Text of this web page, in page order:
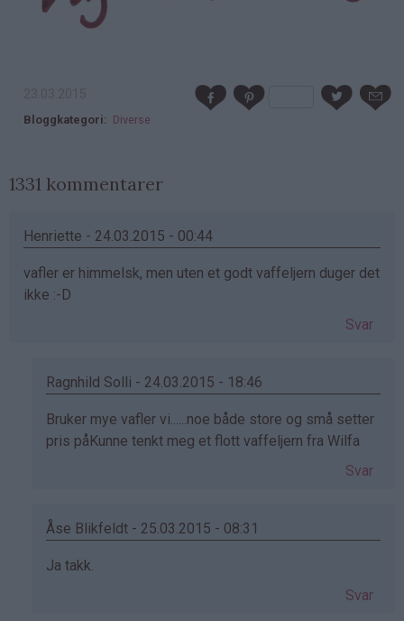
Bloggkategori Diverse
1331 kommentarer
Henriette - 24.03.2015 - 00:44
vafler er himmelsk, men uten et godt vaffeljern duger det
ikke :-D
Svar
Ragnhild Solli - 24.03.2015 - 18:46
Som
svar
(ikke
Bruker mye vafler vi......noe både store og små setter
pris påKunne tenkt meg et flott vaffeljern fra Wilfa
Svar
Åse Blikfeldt - 25.03.2015 - 08:31
Som
Ja takk.
Svar